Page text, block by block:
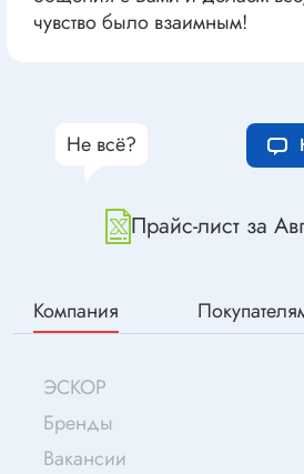
чувство было взаимным!
Прайс-лист за
Не всё?
Компания
ЭСКОР
Бренды
Вакансии